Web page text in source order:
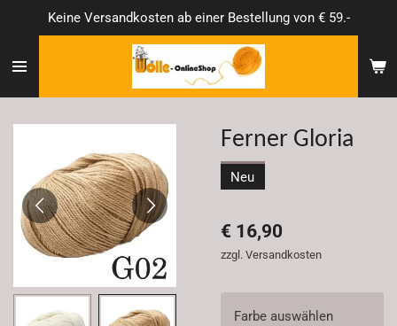
springen
Keine Versandkosten ab einer Bestellung von € 59.-
Ferner Gloria
Neu
€ 16,90
zzgl. Versandkosten
Farbe auswählen